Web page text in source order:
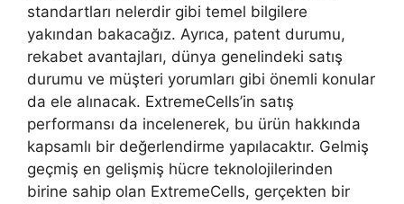
standartları nelerdir gibi temel bilgilere
yakından bakacağız. Ayrıca, patent durumu,
rekabet avantajları, dünya genelindeki satış
durumu ve müşteri yorumları gibi önemli konular
da ele alınacak. ExtremeCells’in satış
performansı da incelenerek, bu ürün hakkında
kapsamlı bir değerlendirme yapılacaktır. Gelmiş
geçmiş en gelişmiş hücre teknolojilerinden
birine sahip olan ExtremeCells, gerçekten bir